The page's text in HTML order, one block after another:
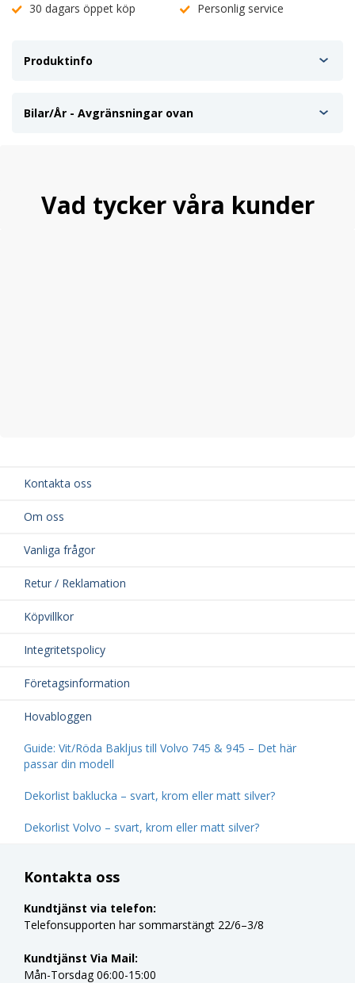
30 dagars öppet köp
Personlig service
Produktinfo
Bilar/År - Avgränsningar ovan
Vad tycker våra kunder
Kontakta oss
Om oss
Vanliga frågor
Retur / Reklamation
Köpvillkor
Integritetspolicy
Företagsinformation
Hovabloggen
Guide: Vit/Röda Bakljus till Volvo 745 & 945 – Det här
passar din modell
Dekorlist baklucka – svart, krom eller matt silver?
Dekorlist Volvo – svart, krom eller matt silver?
Kontakta oss
Kundtjänst via telefon:
Telefonsupporten har sommarstängt 22/6–3/8
Kundtjänst Via Mail:
Mån-Torsdag 06:00-15:00